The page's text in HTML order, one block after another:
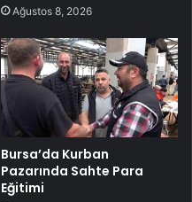
Ağustos 8, 2026
Bursa’da Kurban
Pazarında Sahte Para
Eğitimi